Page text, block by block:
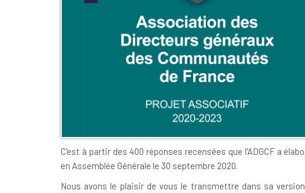
C'est à partir des 400 réponses recensées que l'ADGCF a
en Assemblée Générale le 30 septembre 2020.
Nous avons le plaisir de vous le transmettre dans sa